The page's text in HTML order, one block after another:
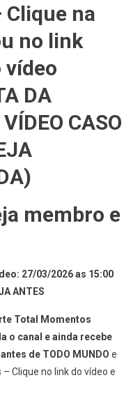
Clique na
no link
vídeo
DA
CASO
membro e
27/03/2026 as 15:00
ANTES
Total Momentos
o canal e ainda recebe
de TODO MUNDO e
Clique no link do vídeo e